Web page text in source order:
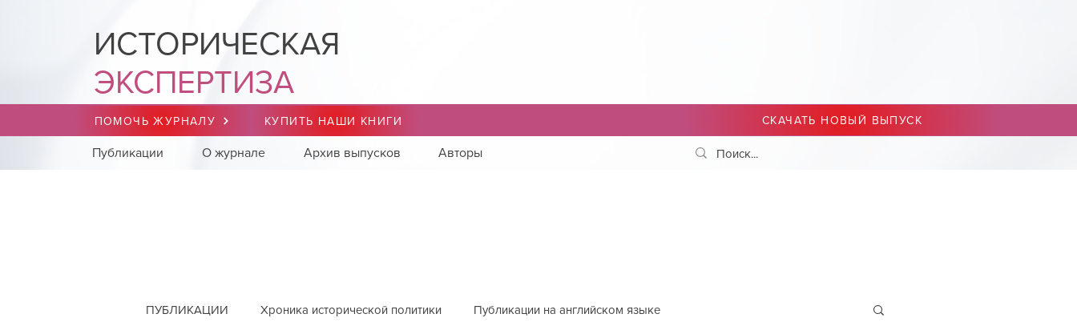
ИСТОРИЧЕСКАЯ
ЭКСПЕРТИЗА
ПОМОЧЬ ЖУРНАЛУ КУПИТЬ НАШИ КНИГИ
Публикации О журнале Архив выпусков Авторы
СКАЧАТЬ НОВЫЙ ВЫПУСК
ПУБЛИКАЦИИ Хроника исторической политики Публикации на английском языке